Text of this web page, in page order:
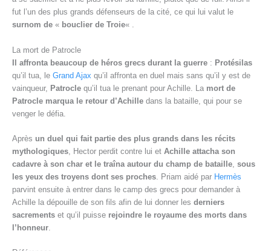
fut l’un des plus grands défenseurs de la cité, ce qui lui valut le
surnom de « bouclier de Troie« .
La mort de Patrocle
Il affronta beaucoup de héros grecs durant la guerre : Protésilas
qu’il tua, le Grand Ajax qu’il affronta en duel mais sans qu’il y est de
vainqueur, Patrocle qu’il tua le prenant pour Achille. La mort de
Patrocle marqua le retour d’Achille dans la bataille, qui pour se
venger le défia.
Après un duel qui fait partie des plus grands dans les récits
mythologiques , Hector perdit contre lui et Achille attacha son
cadavre à son char et le traîna autour du champ de bataille sous
les yeux des troyens dont ses proches . Priam aidé par Hermès
parvint ensuite à entrer dans le camp des grecs pour demander à
Achille la dépouille de son fils afin de lui donner les derniers
sacrements et qu’il puisse rejoindre le royaume des morts dans
l’honneur